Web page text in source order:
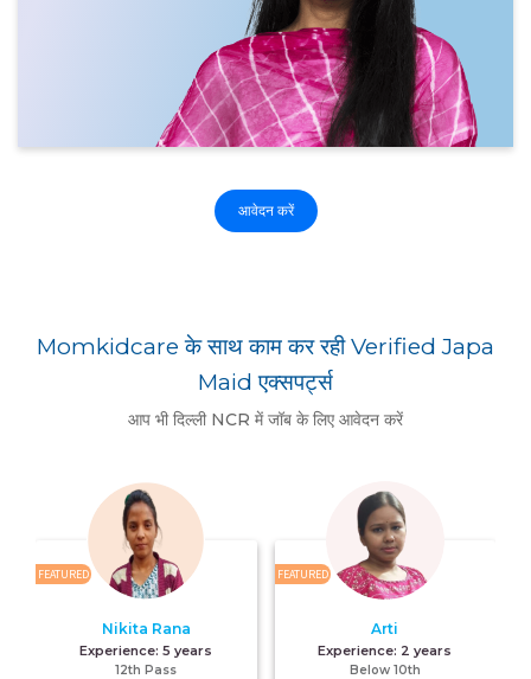
आवेदन करें
Momkidcare के साथ काम कर रही Verified Japa
Maid एक्सपर्ट्स
आप भी दिल्ली NCR में जॉब के लिए आवेदन करें
FEATURED
Nikita Rana
Experience:5 years
12th Pass
FEATURED
Arti
Experience: 2 years
Below 10th